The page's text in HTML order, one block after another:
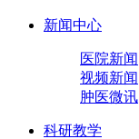
新闻中心
医院新闻
视频新闻
肿医微讯
科研教学